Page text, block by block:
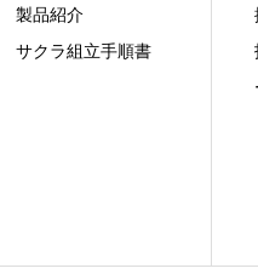
製品紹介
サクラ組立手順書